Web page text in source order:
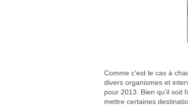
Comme c'est le cas à
divers organismes et
pour 2013. Bien qu'il soit
mettre certaines